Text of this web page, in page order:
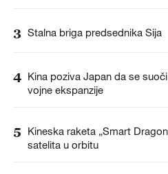
3 Stalna briga predsednika Sija
4 Kina poziva Japan da se
vojne ekspanzije
5
Kineska raketa „Smart
satelita u orbitu